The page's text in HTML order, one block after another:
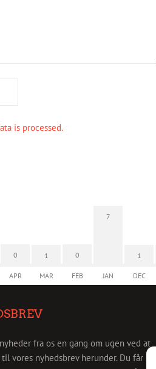
is processed.
0
APR
1
MAR
0
FEB
7
JAN
1
DEC
fra os en gang om ugen ved at
vores nyhedsbrev herunder. Du får så